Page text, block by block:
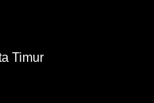
Timur